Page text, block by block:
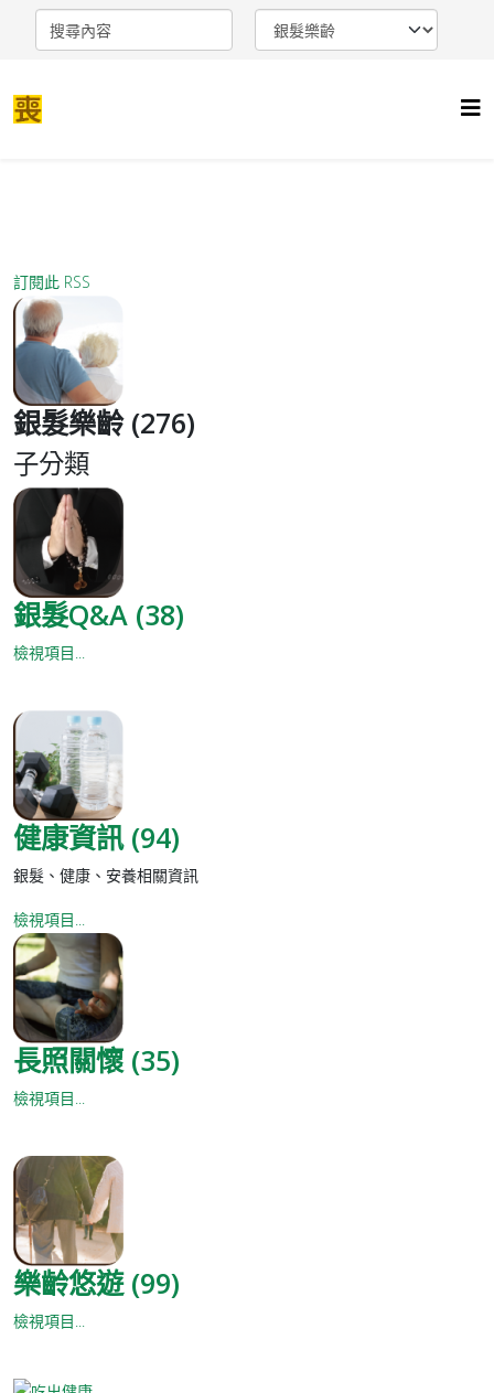
訂閱此 RSS
銀髮樂齡 (276)
子分類
銀髮Q&A (38)
檢視項目...
健康資訊 (94)
銀髮、健康、安養相關資訊
檢視項目...
長照關懷 (35)
檢視項目...
樂齡悠遊 (99)
檢視項目...